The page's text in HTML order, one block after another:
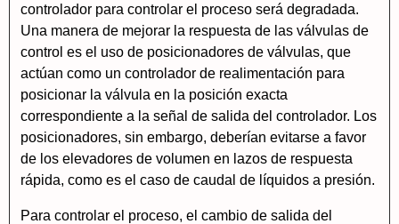
controlador para controlar el proceso será degradada.
Una manera de mejorar la respuesta de las válvulas de
control es el uso de posicionadores de válvulas, que
actúan como un controlador de realimentación para
posicionar la válvula en la posición exacta
correspondiente a la señal de salida del controlador. Los
posicionadores, sin embargo, deberían evitarse a favor
de los elevadores de volumen en lazos de respuesta
rápida, como es el caso de caudal de líquidos a presión.
Para controlar el proceso, el cambio de salida del